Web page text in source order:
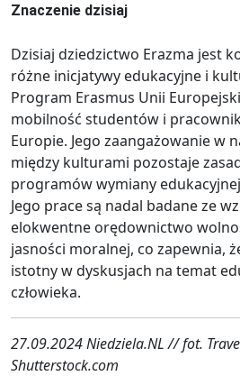
Znaczenie dzisiaj
Dzisiaj dziedzictwo Erazma jest
różne inicjatywy edukacyjne i
Program Erasmus Unii
mobilność studentów i
Europie. Jego zaangażowanie w
między kulturami pozostaje
programów wymiany edukacyjnej
Jego prace są nadal badane ze
elokwentne orędownictwo
jasności moralnej, co zapewnia,
istotny w dyskusjach na temat
człowieka.
27.09.2024 Niedziela.NL // fot.
Shutterstock.com